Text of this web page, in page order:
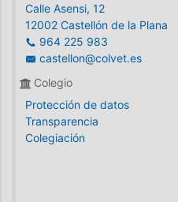
Calle Asensi, 12
12002 Castellón de la Plana
964 225 983
castellon@colvet.es
Colegio
Protección de datos
Transparencia
Colegiación